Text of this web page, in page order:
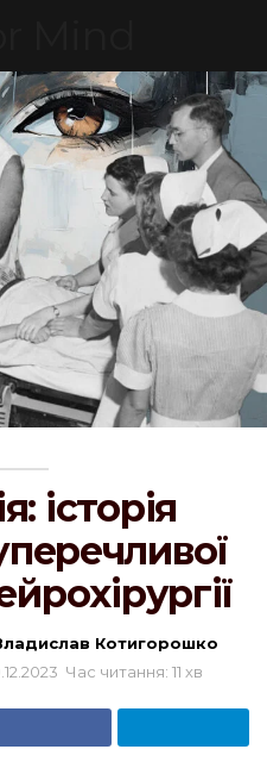
історія
Котигорошко
Час читання: 11 хв